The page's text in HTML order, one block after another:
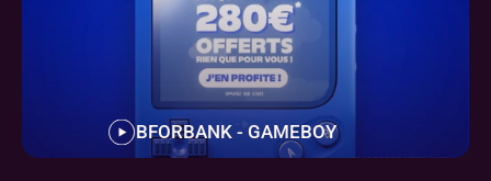
BFORBANK - GAMEBOY